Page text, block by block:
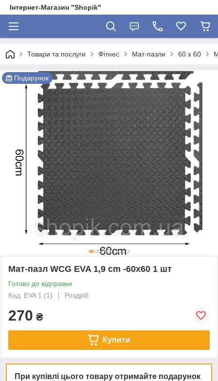
Інтернет-Магазин "Shopik"
Товари та послуги Фітнес Мат-пазли 60 х 60
Подарунок
Мат-пазл WCG EVA 1,9 cm -60х60 1 шт
Готово до відправки
Код: EVA 1 (1)
Роздріб
270 ₴
Купити
При купівлі цього товару отримайте подарунок